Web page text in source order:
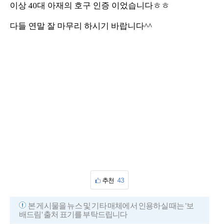
이상 40대 아재의 호구 인증 이었습니다ㅎㅎ
다들 연말 잘 마무리 하시기 바랍니다^^
추천 43
본 게시물을 뉴스 및 기타 매체에서 인용하실 때는 '보
배드림' 출처 표기를 부탁드립니다